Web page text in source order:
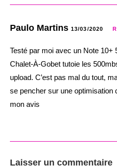
Paulo Martins 13/03/2020
Testé par moi avec un Note 10+
Chalet-À-Gobet tutoie les
upload. C’est pas mal du tout,
se pencher sur une optimisation
mon avis
Laisser un commentaire